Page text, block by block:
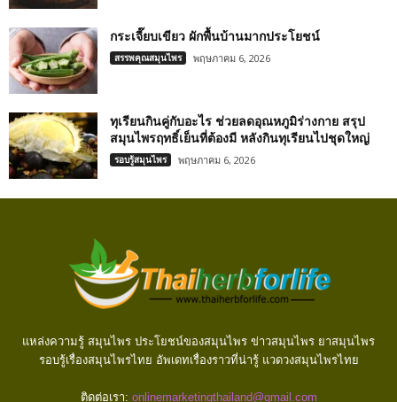
กระเจี๊ยบเขียว ผักพื้นบ้านมากประโยชน์
สรรพคุณสมุนไพร พฤษภาคม 6, 2026
ทุเรียนกินคู่กับอะไร ช่วยลดอุณหภูมิร่างกาย สรุป
สมุนไพรฤทธิ์เย็นที่ต้องมี หลังกินทุเรียนไปชุดใหญ่
รอบรู้สมุนไพร พฤษภาคม 6, 2026
แหล่งความรู้ สมุนไพร ประโยชน์ของสมุนไพร ข่าวสมุนไพร ยาสมุนไพร
รอบรู้เรื่องสมุนไพรไทย อัพเดทเรื่องราวที่น่ารู้ แวดวงสมุนไพรไทย
ติดต่อเรา: onlinemarketingthailand@gmail.com